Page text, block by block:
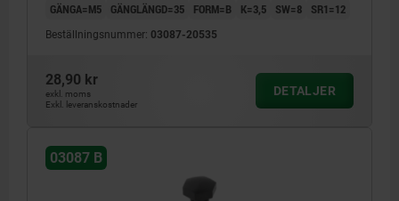
GÄNGA=M5 GÄNGLÄNGD=35 FORM=B K=3,5 SW=8 SR1=12
Beställningsnummer: 03087-20535
28,90 kr
exkl. moms
Exkl. leveranskostnader
DETALJER
03087 B